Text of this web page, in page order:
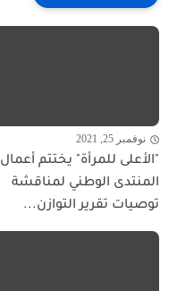
نوفمبر 25, 2021
"الأعلى للمرأة" يختتم أعمال
المنتدى الوطني لمناقشة
توصيات تقرير التوازن...